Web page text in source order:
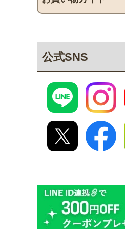
公式SNS